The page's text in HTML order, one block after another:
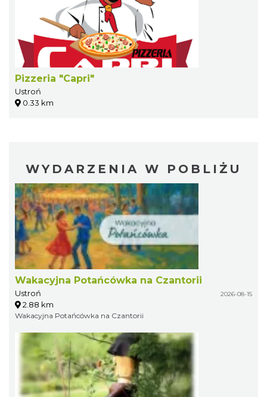
Pizzeria "Capri"
Ustroń
0.33 km
WYDARZENIA W POBLIŻU
Wakacyjna Potańcówka na Czantorii
Ustroń 2026-08-15
2.88 km
Wakacyjna Potańcówka na Czantorii